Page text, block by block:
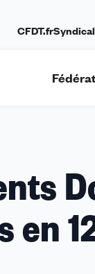
CFDT.fr
en